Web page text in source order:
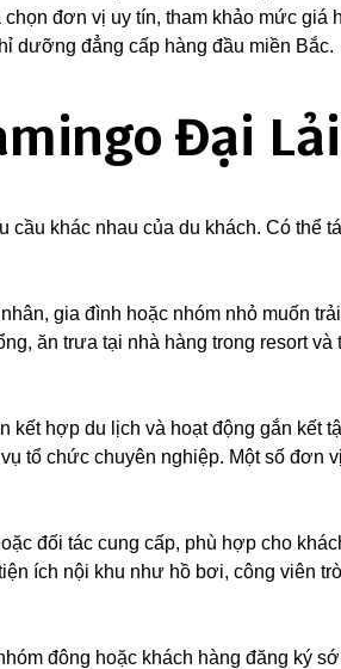
đơn vị uy tín, tham khảo mức giá
dưỡng đẳng cấp hàng đầu miền Bắc.
Đại Lải
khác nhau của du khách. Có thể
gia đình hoặc nhóm nhỏ muốn trải
ăn trưa tại nhà hàng trong resort và
kết hợp du lịch và hoạt động gắn kết
tổ chức chuyên nghiệp. Một số đơn
đối tác cung cấp, phù hợp cho
ích nội khu như hồ bơi, công viên trò
đông hoặc khách hàng đăng ký